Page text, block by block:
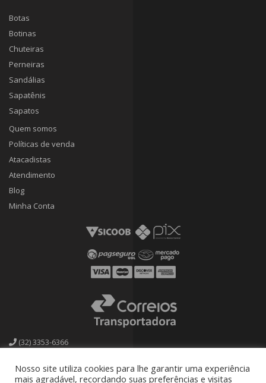
Botas
Botinas
Chuteiras
Perneiras
Sandálias
Sapatênis
Sapatos
Quem somos
Políticas de venda
Atacadistas
Atendimento
Blog
Minha Conta
(32) 3353-6366
calcadoscassia@bol.com.br
Nosso site utiliza cookies para lhe garantir uma experiência
mais agradável, recordando suas preferências e visitas